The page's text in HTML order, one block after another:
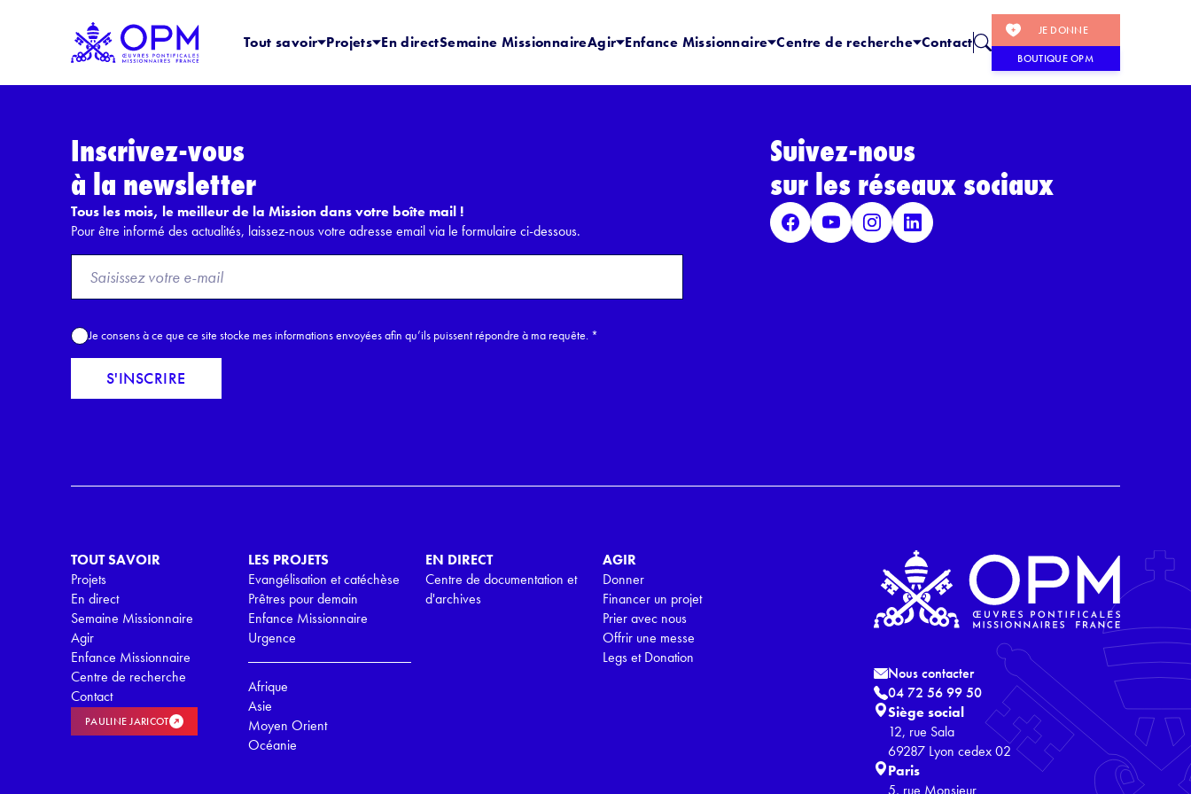
Tout savoir Projets En directSemaine MissionnaireAgir Enfance Missionnaire Centre de recherche Contact
JE DONNE
BOUTIQUE OPM
Inscrivez-vous
à la newsletter
Tous les mois, le meilleur de la Mission dans votre boîte mail !
Pour être informé des actualités, laissez-nous votre adresse email via le formulaire ci-dessous.
o
E
m
i
A
c
P
Je consens à ce que ce site stocke mes informations envoyées afin qu’ils puissent répondre à ma requête. *
S'INSCRIRE
Suivez-nous
sur les réseaux sociaux
TOUT SAVOIR
Projets
En direct
Semaine Missionnaire
Agir
Enfance Missionnaire
Centre de recherche
Contact
PAULINE JARICOT
LES PROJETS
Evangélisation et catéchèse
Prêtres pour demain
Enfance Missionnaire
Urgence
Afrique
Asie
Moyen Orient
Océanie
EN DIRECT
Centre de documentation et
d'archives
AGIR
Donner
Financer un projet
Prier avec nous
Offrir une messe
Legs et Donation
Nous contacter
04 72 56 99 50
Siège social
12, rue Sala
69287 Lyon cedex 02
Paris
5, rue Monsieur